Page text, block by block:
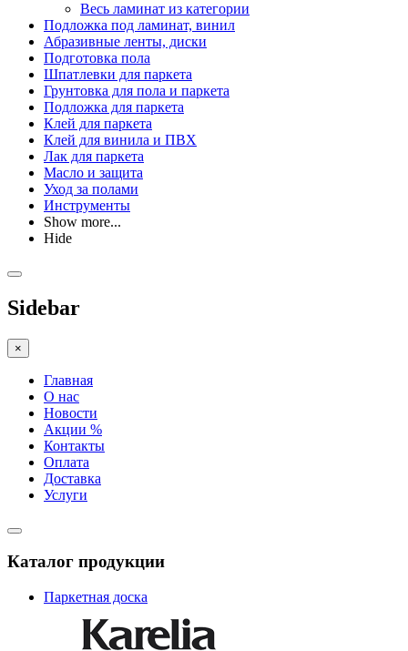
Весь ламинат из категории
Подложка под ламинат, винил
Абразивные ленты, диски
Подготовка пола
Шпатлевки для паркета
Грунтовка для пола и паркета
Подложка для паркета
Клей для паркета
Клей для винила и ПВХ
Лак для паркета
Масло и защита
Уход за полами
Инструменты
Show more...
Hide
Sidebar
×
Главная
О нас
Новости
Акции %
Контакты
Оплата
Доставка
Услуги
Каталог продукции
Паркетная доска